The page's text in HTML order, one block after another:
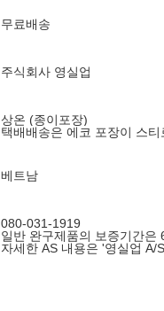
무료배송
주식회사 영실업
상온 (종이포장)
택배배송은 에코 포장이 스티
베트남
080-031-1919
일반 완구제품의 보증기간은
자세한 AS 내용은 '영실업 A/